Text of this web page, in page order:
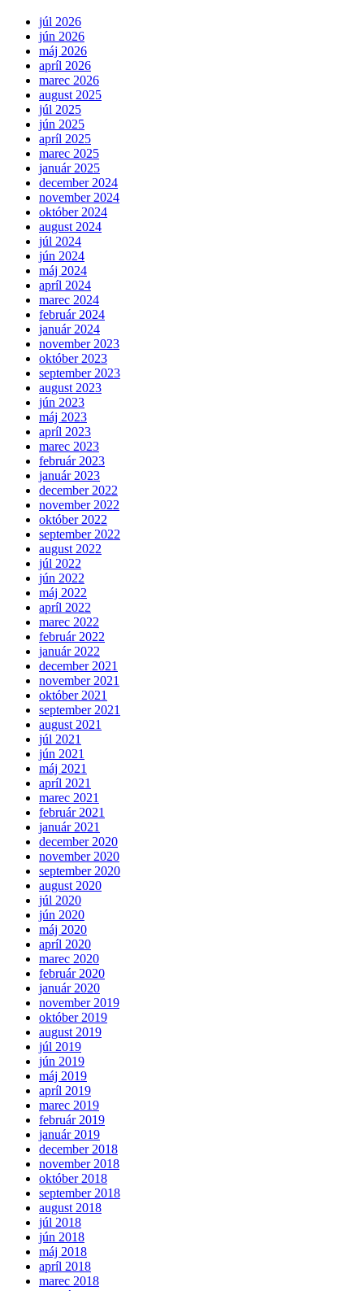
júl 2026
jún 2026
máj 2026
apríl 2026
marec 2026
august 2025
júl 2025
jún 2025
apríl 2025
marec 2025
január 2025
december 2024
november 2024
október 2024
august 2024
júl 2024
jún 2024
máj 2024
apríl 2024
marec 2024
február 2024
január 2024
november 2023
október 2023
september 2023
august 2023
jún 2023
máj 2023
apríl 2023
marec 2023
február 2023
január 2023
december 2022
november 2022
október 2022
september 2022
august 2022
júl 2022
jún 2022
máj 2022
apríl 2022
marec 2022
február 2022
január 2022
december 2021
november 2021
október 2021
september 2021
august 2021
júl 2021
jún 2021
máj 2021
apríl 2021
marec 2021
február 2021
január 2021
december 2020
november 2020
september 2020
august 2020
júl 2020
jún 2020
máj 2020
apríl 2020
marec 2020
február 2020
január 2020
november 2019
október 2019
august 2019
júl 2019
jún 2019
máj 2019
apríl 2019
marec 2019
február 2019
január 2019
december 2018
november 2018
október 2018
september 2018
august 2018
júl 2018
jún 2018
máj 2018
apríl 2018
marec 2018